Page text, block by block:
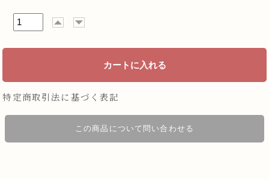
特定商取引法に基づく表記
この商品について問い合わせる